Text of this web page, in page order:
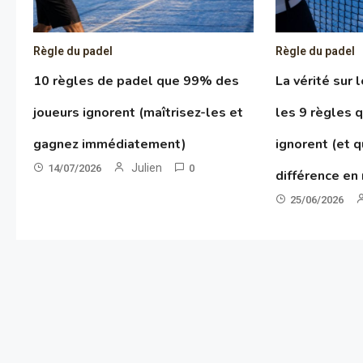
Règle du padel
10 règles de padel que 99% des
joueurs ignorent (maîtrisez-les et
gagnez immédiatement)
14/07/2026 Julien 0
Règle du padel
La vérité sur
les 9 règles
ignorent (et
différence en
25/06/2026